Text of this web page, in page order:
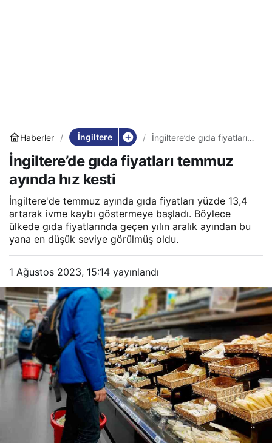
Haberler İngiltere
İngiltere’de gıda fiyatları
İngiltere’de gıda fiyatları temmuz
ayında hız kesti
İngiltere'de temmuz ayında gıda fiyatları yüzde 13,4
artarak ivme kaybı göstermeye başladı. Böylece
ülkede gıda fiyatlarında geçen yılın aralık ayından bu
yana en düşük seviye görülmüş oldu.
1 Ağustos 2023, 15:14 yayınlandı